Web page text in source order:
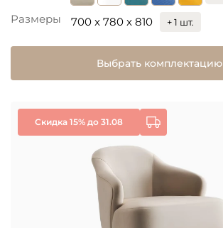
Размеры 700 x 780 x 810 + 1 шт.
Выбрать комплектацию
Скидка 15% до 31.08